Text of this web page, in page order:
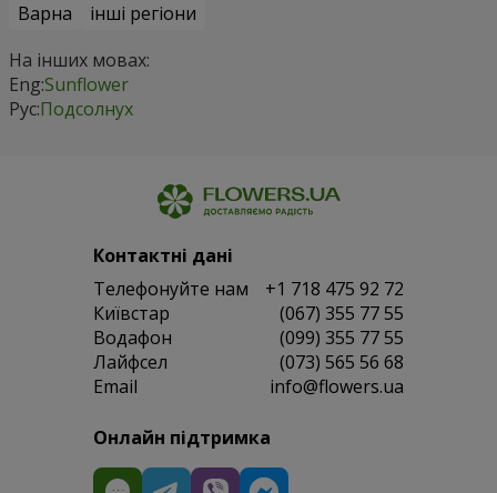
Варна
інші регіони
На інших мовах:
Eng:Sunflower
Рус:Подсолнух
Контактні дані
Телефонуйте нам
+1 718 475 92 72
Київстар
(067) 355 77 55
Водафон
(099) 355 77 55
Лайфсел
(073) 565 56 68
Email
info@flowers.ua
Онлайн підтримка